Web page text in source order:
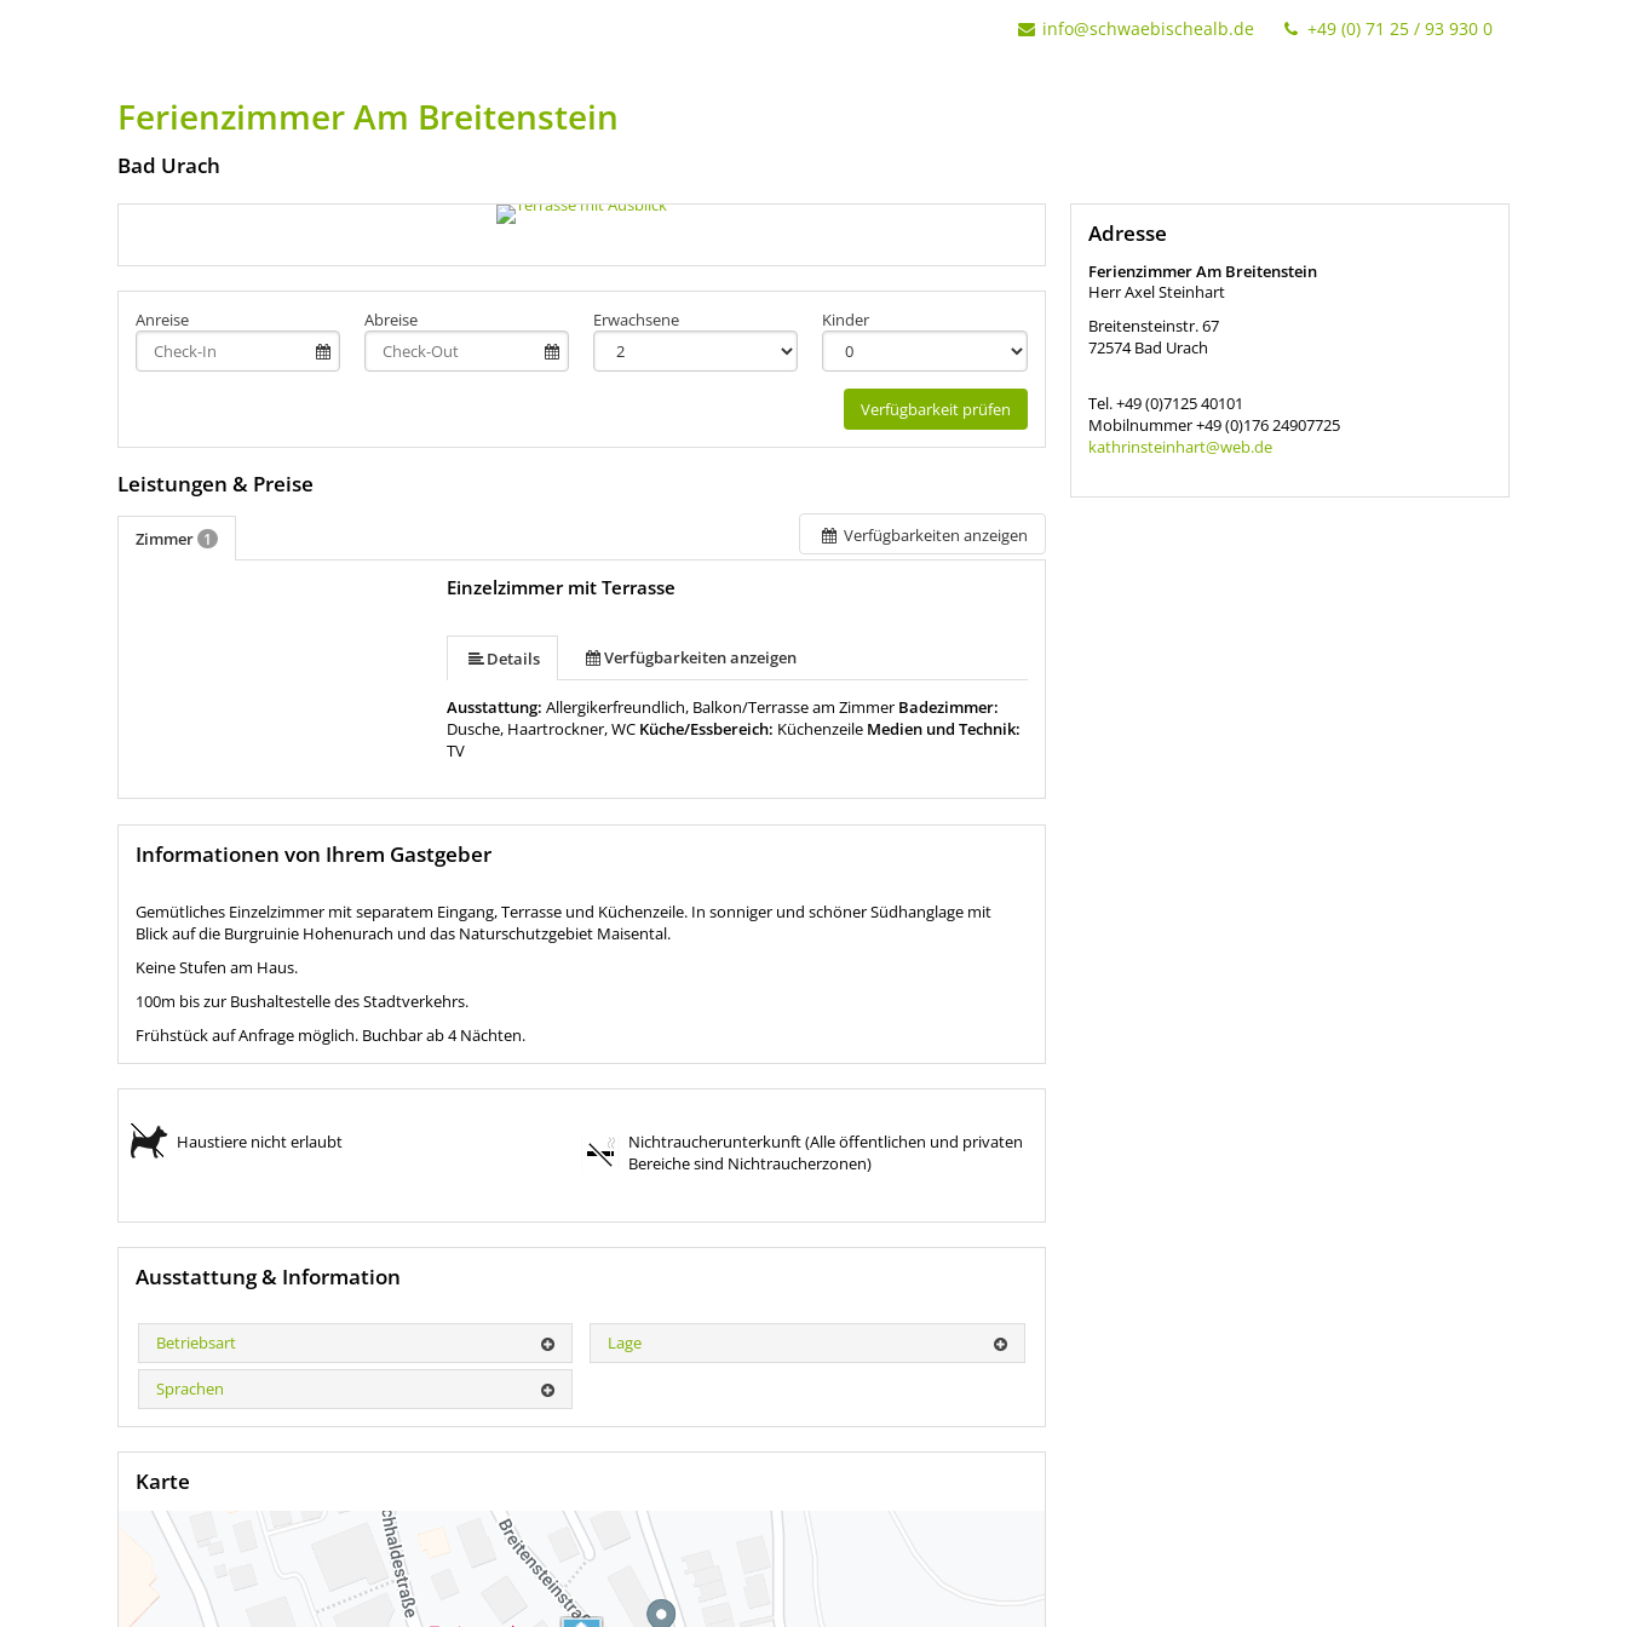
info@schwaebischealb.de +49 (0) 71 25 / 93 930 0
Ferienzimmer Am Breitenstein
Bad Urach
Anreise Abreise Erwachsene Kinder
Verfügbarkeit prüfen
Verfügbarkeiten anzeigen
Leistungen & Preise
Zimmer 1
Einzelzimmer mit Terrasse
Details Verfügbarkeiten anzeigen
Ausstattung:Allergikerfreundlich, Balkon/Terrasse am Zimmer Badezimmer:
Dusche, Haartrockner, WC Küche/Essbereich: Küchenzeile Medien und Technik:
TV
Informationen von Ihrem Gastgeber
Gemütliches Einzelzimmer mit separatem Eingang, Terrasse und Küchenzeile. In sonniger und schöner Südhanglage mit
Blick auf die Burgruinie Hohenurach und das Naturschutzgebiet Maisental.
Keine Stufen am Haus.
100m bis zur Bushaltestelle des Stadtverkehrs.
Frühstück auf Anfrage möglich. Buchbar ab 4 Nächten.
Haustiere nicht erlaubt
Nichtraucherunterkunft (Alle öffentlichen und privaten
Bereiche sind Nichtraucherzonen)
Ausstattung & Information
Betriebsart Lage
Sprachen
Karte
Adresse
Ferienzimmer Am Breitenstein
Herr Axel Steinhart
Breitensteinstr. 67
72574 Bad Urach
Tel.+49 (0)7125 40101
Mobilnummer+49 (0)176 24907725
kathrinsteinhart@web.de